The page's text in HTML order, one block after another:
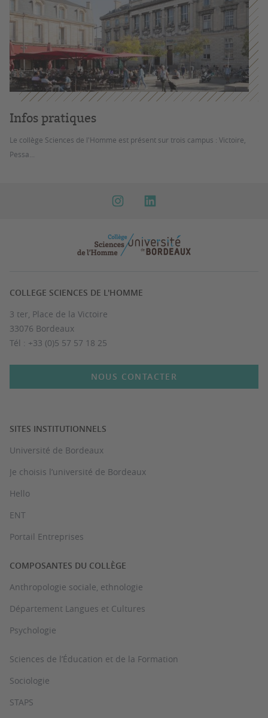
Infos pratiques
Le collège Sciences de l'Homme est présent sur trois campus : Victoire,
Pessa...
COLLEGE SCIENCES DE L'HOMME
3 ter, Place de la Victoire
33076 Bordeaux
Tél : +33 (0)5 57 57 18 25
NOUS CONTACTER
SITES INSTITUTIONNELS
Université de Bordeaux
Je choisis l’université de Bordeaux
Hello
ENT
Portail Entreprises
COMPOSANTES DU COLLÈGE
Anthropologie sociale, ethnologie
Département Langues et Cultures
Psychologie
Sciences de l’Éducation et de la Formation
Sociologie
STAPS